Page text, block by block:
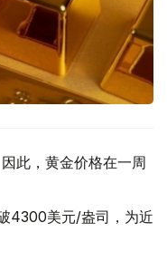
此，黄金价格在一周
4300美元/盎司，为近